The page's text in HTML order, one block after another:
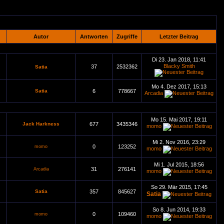
Autor Antworten Zugriffe
Letzter Beitrag
Satia 37 2532362
Di 23. Jan 2018, 11:41
Blacky Smith
Satia 6 778667
Mo 4. Dez 2017, 15:13
Arcadia
Jack Harkness 677 3435346
Mo 15. Mai 2017, 19:11
momo
momo 0 123252
Mi 2. Nov 2016, 23:29
momo
Arcadia 31 276141
Mi 1. Jul 2015, 18:56
momo
Satia 357 845627
So 29. Mär 2015, 17:45
Satia
momo 0 109460
So 8. Jun 2014, 19:33
momo